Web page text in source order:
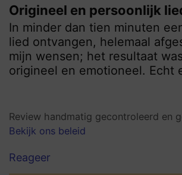
Origineel en persoonlijk
In minder dan tien minuten
lied ontvangen, helemaal
mijn wensen; het resultaat
origineel en emotioneel. Echt
Review handmatig gecontroleerd en
Bekijk ons beleid
Reageer